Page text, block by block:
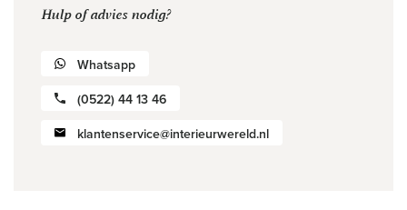
Hulp of advies nodig?
Whatsapp
(0522) 44 13 46
klantenservice@interieurwereld.nl